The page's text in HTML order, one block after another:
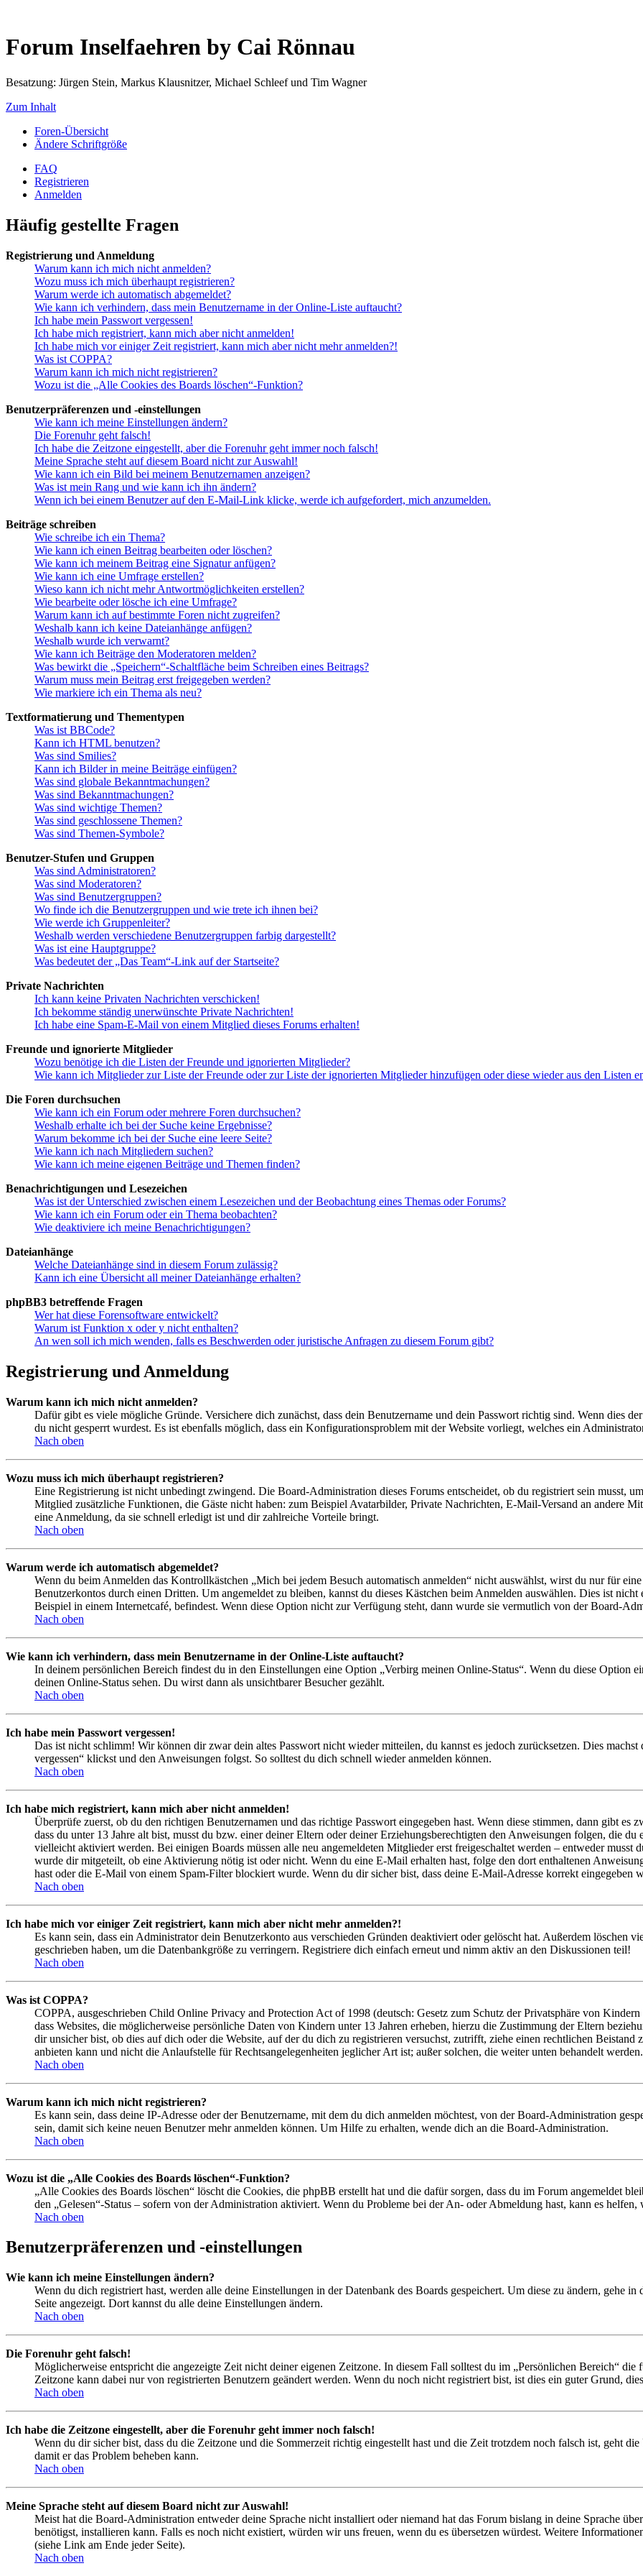
Forum Inselfaehren by Cai Rönnau
Besatzung: Jürgen Stein, Markus Klausnitzer, Michael Schleef und Tim Wagner
Zum Inhalt
Foren-Übersicht
Ändere Schriftgröße
FAQ
Registrieren
Anmelden
Häufig gestellte Fragen
Registrierung und Anmeldung
Warum kann ich mich nicht anmelden?
Wozu muss ich mich überhaupt registrieren?
Warum werde ich automatisch abgemeldet?
Wie kann ich verhindern, dass mein Benutzername in der Online-Liste auftaucht?
Ich habe mein Passwort vergessen!
Ich habe mich registriert, kann mich aber nicht anmelden!
Ich habe mich vor einiger Zeit registriert, kann mich aber nicht mehr anmelden?!
Was ist COPPA?
Warum kann ich mich nicht registrieren?
Wozu ist die „Alle Cookies des Boards löschen“-Funktion?
Benutzerpräferenzen und -einstellungen
Wie kann ich meine Einstellungen ändern?
Die Forenuhr geht falsch!
Ich habe die Zeitzone eingestellt, aber die Forenuhr geht immer noch falsch!
Meine Sprache steht auf diesem Board nicht zur Auswahl!
Wie kann ich ein Bild bei meinem Benutzernamen anzeigen?
Was ist mein Rang und wie kann ich ihn ändern?
Wenn ich bei einem Benutzer auf den E-Mail-Link klicke, werde ich aufgefordert, mich anzumelden.
Beiträge schreiben
Wie schreibe ich ein Thema?
Wie kann ich einen Beitrag bearbeiten oder löschen?
Wie kann ich meinem Beitrag eine Signatur anfügen?
Wie kann ich eine Umfrage erstellen?
Wieso kann ich nicht mehr Antwortmöglichkeiten erstellen?
Wie bearbeite oder lösche ich eine Umfrage?
Warum kann ich auf bestimmte Foren nicht zugreifen?
Weshalb kann ich keine Dateianhänge anfügen?
Weshalb wurde ich verwarnt?
Wie kann ich Beiträge den Moderatoren melden?
Was bewirkt die „Speichern“-Schaltfläche beim Schreiben eines Beitrags?
Warum muss mein Beitrag erst freigegeben werden?
Wie markiere ich ein Thema als neu?
Textformatierung und Thementypen
Was ist BBCode?
Kann ich HTML benutzen?
Was sind Smilies?
Kann ich Bilder in meine Beiträge einfügen?
Was sind globale Bekanntmachungen?
Was sind Bekanntmachungen?
Was sind wichtige Themen?
Was sind geschlossene Themen?
Was sind Themen-Symbole?
Benutzer-Stufen und Gruppen
Was sind Administratoren?
Was sind Moderatoren?
Was sind Benutzergruppen?
Wo finde ich die Benutzergruppen und wie trete ich ihnen bei?
Wie werde ich Gruppenleiter?
Weshalb werden verschiedene Benutzergruppen farbig dargestellt?
Was ist eine Hauptgruppe?
Was bedeutet der „Das Team“-Link auf der Startseite?
Private Nachrichten
Ich kann keine Privaten Nachrichten verschicken!
Ich bekomme ständig unerwünschte Private Nachrichten!
Ich habe eine Spam-E-Mail von einem Mitglied dieses Forums erhalten!
Freunde und ignorierte Mitglieder
Wozu benötige ich die Listen der Freunde und ignorierten Mitglieder?
Wie kann ich Mitglieder zur Liste der Freunde oder zur Liste der ignorierten Mitglieder hinzufügen oder diese wieder aus den Listen
Die Foren durchsuchen
Wie kann ich ein Forum oder mehrere Foren durchsuchen?
Weshalb erhalte ich bei der Suche keine Ergebnisse?
Warum bekomme ich bei der Suche eine leere Seite?
Wie kann ich nach Mitgliedern suchen?
Wie kann ich meine eigenen Beiträge und Themen finden?
Benachrichtigungen und Lesezeichen
Was ist der Unterschied zwischen einem Lesezeichen und der Beobachtung eines Themas oder Forums?
Wie kann ich ein Forum oder ein Thema beobachten?
Wie deaktiviere ich meine Benachrichtigungen?
Dateianhänge
Welche Dateianhänge sind in diesem Forum zulässig?
Kann ich eine Übersicht all meiner Dateianhänge erhalten?
phpBB3 betreffende Fragen
Wer hat diese Forensoftware entwickelt?
Warum ist Funktion x oder y nicht enthalten?
An wen soll ich mich wenden, falls es Beschwerden oder juristische Anfragen zu diesem Forum gibt?
Registrierung und Anmeldung
Warum kann ich mich nicht anmelden?
Dafür gibt es viele mögliche Gründe. Versichere dich zunächst, dass dein Benutzername und dein Passwort richtig sind. Wenn dies
du nicht gesperrt wurdest. Es ist ebenfalls möglich, dass ein Konfigurationsproblem mit der Website vorliegt, welches ein
Nach oben
Wozu muss ich mich überhaupt registrieren?
Eine Registrierung ist nicht unbedingt zwingend. Die Board-Administration dieses Forums entscheidet, ob du registriert sein musst,
Mitglied zusätzliche Funktionen, die Gäste nicht haben: zum Beispiel Avatarbilder, Private Nachrichten, E-Mail-Versand an andere
eine Anmeldung, da sie schnell erledigt ist und dir zahlreiche Vorteile bringt.
Nach oben
Warum werde ich automatisch abgemeldet?
Wenn du beim Anmelden das Kontrollkästchen „Mich bei jedem Besuch automatisch anmelden“ nicht auswählst, wirst du nur für
Benutzerkontos durch einen Dritten. Um angemeldet zu bleiben, kannst du dieses Kästchen beim Anmelden auswählen. Dies ist
Beispiel in einem Internetcafé, befindest. Wenn diese Option nicht zur Verfügung steht, dann wurde sie vermutlich von der Board-
Nach oben
Wie kann ich verhindern, dass mein Benutzername in der Online-Liste auftaucht?
In deinem persönlichen Bereich findest du in den Einstellungen eine Option „Verbirg meinen Online-Status“. Wenn du diese Option
deinen Online-Status sehen. Du wirst dann als unsichtbarer Besucher gezählt.
Nach oben
Ich habe mein Passwort vergessen!
Das ist nicht schlimm! Wir können dir zwar dein altes Passwort nicht wieder mitteilen, du kannst es jedoch zurücksetzen. Dies
vergessen“ klickst und den Anweisungen folgst. So solltest du dich schnell wieder anmelden können.
Nach oben
Ich habe mich registriert, kann mich aber nicht anmelden!
Überprüfe zuerst, ob du den richtigen Benutzernamen und das richtige Passwort eingegeben hast. Wenn diese stimmen, dann gibt es
dass du unter 13 Jahre alt bist, musst du bzw. einer deiner Eltern oder deiner Erziehungsberechtigten den Anweisungen folgen, die
vielleicht aktiviert werden. Bei einigen Boards müssen alle neu angemeldeten Mitglieder erst freigeschaltet werden – entweder musst
wurde dir mitgeteilt, ob eine Aktivierung nötig ist oder nicht. Wenn du eine E-Mail erhalten hast, folge den dort enthaltenen
hast oder die E-Mail von einem Spam-Filter blockiert wurde. Wenn du dir sicher bist, dass deine E-Mail-Adresse korrekt eingegeben
Nach oben
Ich habe mich vor einiger Zeit registriert, kann mich aber nicht mehr anmelden?!
Es kann sein, dass ein Administrator dein Benutzerkonto aus verschieden Gründen deaktiviert oder gelöscht hat. Außerdem löschen
geschrieben haben, um die Datenbankgröße zu verringern. Registriere dich einfach erneut und nimm aktiv an den Diskussionen teil!
Nach oben
Was ist COPPA?
COPPA, ausgeschrieben Child Online Privacy and Protection Act of 1998 (deutsch: Gesetz zum Schutz der Privatsphäre von
dass Websites, die möglicherweise persönliche Daten von Kindern unter 13 Jahren erheben, hierzu die Zustimmung der Eltern
dir unsicher bist, ob dies auf dich oder die Website, auf der du dich zu registrieren versuchst, zutrifft, ziehe einen rechtlichen Beistand
anbieten kann und nicht die Anlaufstelle für Rechtsangelegenheiten jeglicher Art ist; außer solchen, die weiter unten behandelt werden.
Nach oben
Warum kann ich mich nicht registrieren?
Es kann sein, dass deine IP-Adresse oder der Benutzername, mit dem du dich anmelden möchtest, von der Board-Administration
sein, damit sich keine neuen Benutzer mehr anmelden können. Um Hilfe zu erhalten, wende dich an die Board-Administration.
Nach oben
Wozu ist die „Alle Cookies des Boards löschen“-Funktion?
„Alle Cookies des Boards löschen“ löscht die Cookies, die phpBB erstellt hat und die dafür sorgen, dass du im Forum angemeldet
den „Gelesen“-Status – sofern von der Administration aktiviert. Wenn du Probleme bei der An- oder Abmeldung hast, kann es
Nach oben
Benutzerpräferenzen und -einstellungen
Wie kann ich meine Einstellungen ändern?
Wenn du dich registriert hast, werden alle deine Einstellungen in der Datenbank des Boards gespeichert. Um diese zu ändern, gehe
Seite angezeigt. Dort kannst du alle deine Einstellungen ändern.
Nach oben
Die Forenuhr geht falsch!
Möglicherweise entspricht die angezeigte Zeit nicht deiner eigenen Zeitzone. In diesem Fall solltest du im „Persönlichen Bereich“
Zeitzone kann dabei nur von registrierten Benutzern geändert werden. Wenn du noch nicht registriert bist, ist dies ein guter Grund,
Nach oben
Ich habe die Zeitzone eingestellt, aber die Forenuhr geht immer noch falsch!
Wenn du dir sicher bist, dass du die Zeitzone und die Sommerzeit richtig eingestellt hast und die Zeit trotzdem noch falsch ist, geht
damit er das Problem beheben kann.
Nach oben
Meine Sprache steht auf diesem Board nicht zur Auswahl!
Meist hat die Board-Administration entweder deine Sprache nicht installiert oder niemand hat das Forum bislang in deine Sprache
benötigst, installieren kann. Falls es noch nicht existiert, würden wir uns freuen, wenn du es übersetzen würdest. Weitere
(siehe Link am Ende jeder Seite).
Nach oben